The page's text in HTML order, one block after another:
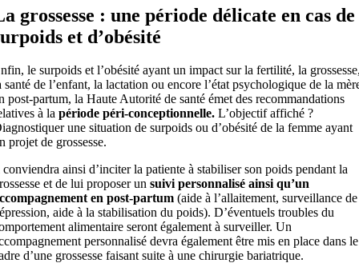
grossesse : une période délicate en cas de
et d’obésité
le surpoids et l’obésité ayant un impact sur la fertilité, la
santé de l’enfant, la lactation ou encore l’état psychologique de la
post-partum, la Haute Autorité de santé émet des recommandations
à la période péri-conceptionnelle.L’objectif affiché ?
une situation de surpoids ou d’obésité de la femme ayant
projet de grossesse.
ainsi d’inciter la patiente à stabiliser son poids pendant la
et de lui proposer un suivi personnalisé ainsi qu’un
en post-partum(aide à l’allaitement, surveillance de
aide à la stabilisation du poids). D’éventuels troubles du
alimentaire seront également à surveiller. Un
personnalisé devra également être mis en place dans le
d’une grossesse faisant suite à une chirurgie bariatrique.